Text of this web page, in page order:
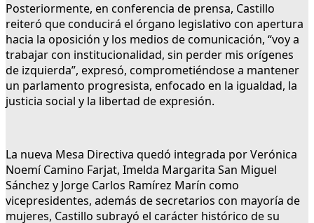
Posteriormente, en conferencia de prensa, Castillo
reiteró que conducirá el órgano legislativo con apertura
hacia la oposición y los medios de comunicación, “voy a
trabajar con institucionalidad, sin perder mis orígenes
de izquierda”, expresó, comprometiéndose a mantener
un parlamento progresista, enfocado en la igualdad, la
justicia social y la libertad de expresión.
La nueva Mesa Directiva quedó integrada por Verónica
Noemí Camino Farjat, Imelda Margarita San Miguel
Sánchez y Jorge Carlos Ramírez Marín como
vicepresidentes, además de secretarios con mayoría de
mujeres, Castillo subrayó el carácter histórico de su